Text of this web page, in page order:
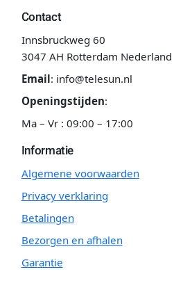
Contact
Innsbruckweg 60
3047 AH Rotterdam Nederland
Email: info@telesun.nl
Openingstijden:
Ma – Vr : 09:00 – 17:00
Informatie
Algemene voorwaarden
Privacy verklaring
Betalingen
Bezorgen en afhalen
Garantie